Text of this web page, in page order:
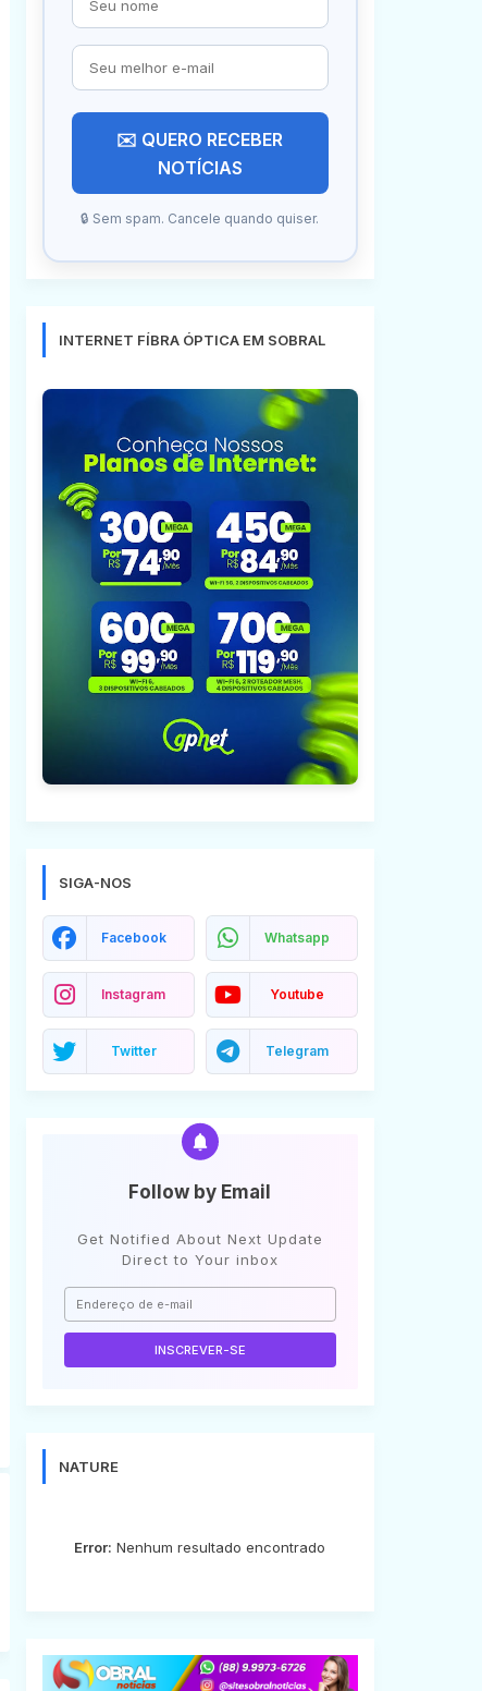
✉️ QUERO RECEBER
NOTÍCIAS
🔒 Sem spam. Cancele quando quiser.
INTERNET FÍBRA ÓPTICA EM SOBRAL
SIGA-NOS
Facebook Whatsapp
Instagram Youtube
Twitter Telegram
Follow by Email
Get Notified About Next Update
Direct to Your inbox
NATURE
Error: Nenhum resultado encontrado